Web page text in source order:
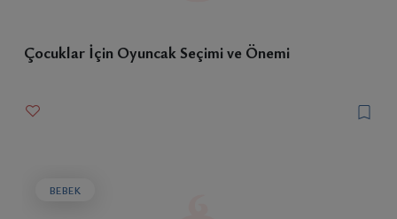
Çocuklar İçin Oyuncak Seçimi ve Önemi
BEBEK